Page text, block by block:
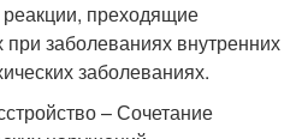
преходящие
заболеваниях внутренних
заболеваниях.
– Сочетание